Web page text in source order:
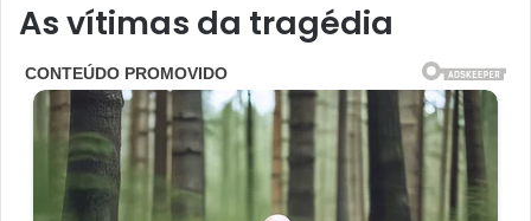
As vítimas da tragédia